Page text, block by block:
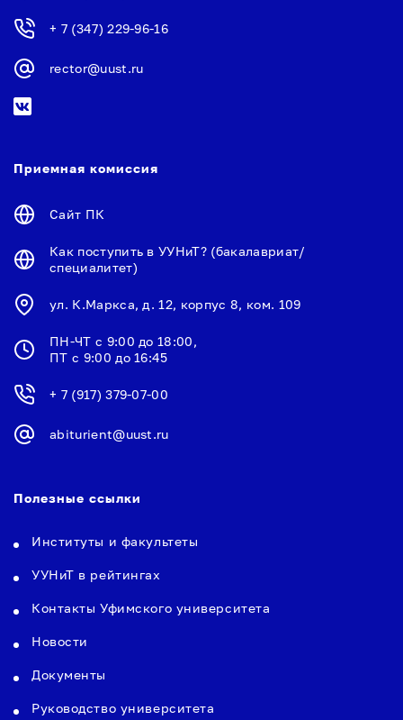
+ 7 (347) 229-96-16
rector@uust.ru
Приемная комиссия
Сайт ПК
Как поступить в УУНиТ? (бакалавриат/
специалитет)
ул. К.Маркса, д. 12, корпус 8, ком. 109
ПН-ЧТ с 9:00 до 18:00,
ПТ с 9:00 до 16:45
+ 7 (917) 379-07-00
abiturient@uust.ru
Полезные ссылки
Институты и факультеты
УУНиТ в рейтингах
Контакты Уфимского университета
Новости
Документы
Руководство университета